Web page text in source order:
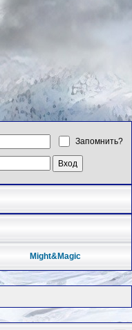
Запомнить?
Might&Magic